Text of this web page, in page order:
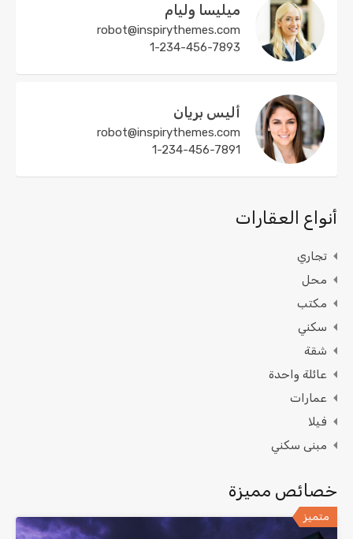
ميليسا وليام
robot@inspirythemes.com
1-234-456-7893
أليس بريان
robot@inspirythemes.com
1-234-456-7891
أنواع العقارات
تجاري
محل
مكتب
سكني
شقة
عائلة واحدة
عمارات
فيلا
مبنى سكني
خصائص مميزة
متميز